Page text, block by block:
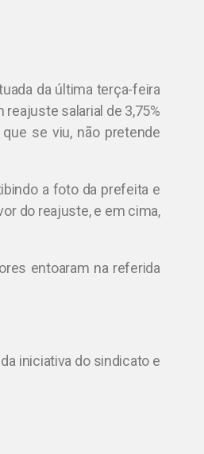
da última terça-feira
salarial de 3,75%
se viu, não pretende
a foto da prefeita e
do reajuste, e em cima,
entoaram na referida
iniciativa do sindicato e